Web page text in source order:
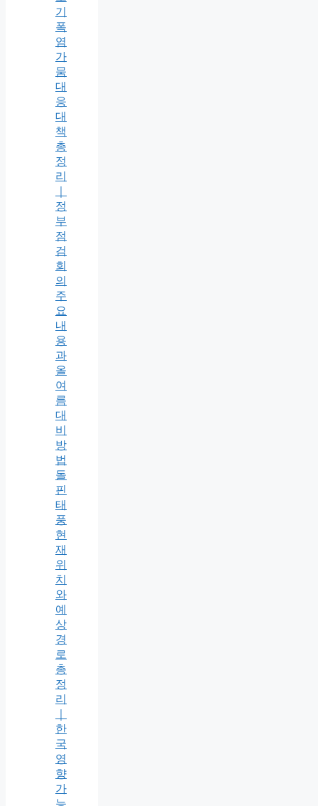
기
폭
염
가
뭄
대
응
대
책
총
정
리
정
부
점
검
회
의
주
요
내
용
과
올
여
름
대
비
방
법
돌
핀
태
풍
현
재
위
치
와
예
상
경
로
총
정
리
한
국
영
향
가
능